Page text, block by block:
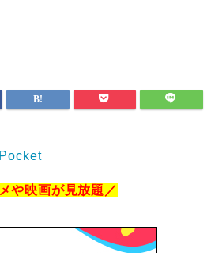
Pocket
や映画が見放題／